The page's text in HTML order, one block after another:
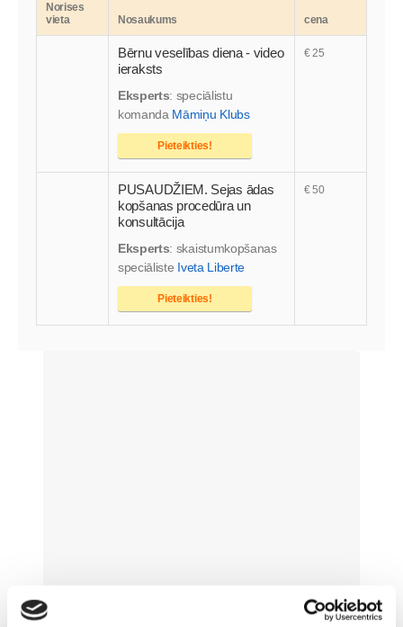
Norises
vieta
Nosaukums cena
Bērnu veselības diena - video
ieraksts
Eksperts: speciālistu
komanda Māmiņu Klubs
Pieteikties!
€ 25
PUSAUDŽIEM. Sejas ādas
kopšanas procedūra un
konsultācija
Eksperts: skaistumkopšanas
speciāliste Iveta Liberte
Pieteikties!
€ 50